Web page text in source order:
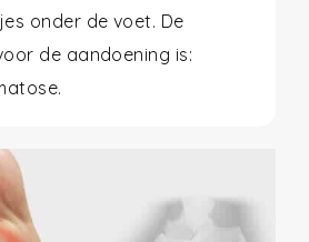
onder de voet. De
de aandoening is: